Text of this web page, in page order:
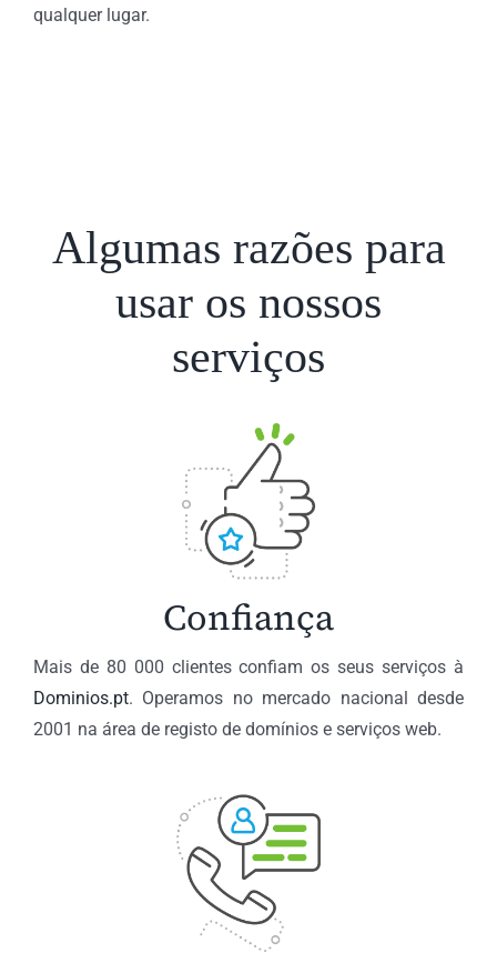
qualquer lugar.
Algumas razões para
usar os nossos
serviços
Confiança
Mais de 80 000 clientes confiam os seus serviços à
Dominios.pt. Operamos no mercado nacional desde
2001 na área de registo de domínios e serviços web.